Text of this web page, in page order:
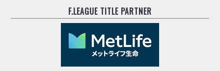
F.LEAGUE TITLE PARTNER